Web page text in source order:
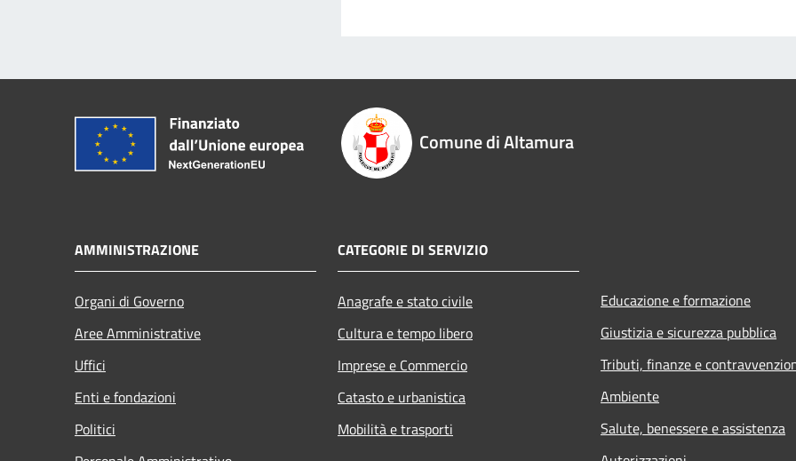
Comune di Altamura
AMMINISTRAZIONE
Organi di Governo
Aree Amministrative
Uffici
Enti e fondazioni
Politici
CATEGORIE DI SERVIZIO
Anagrafe e stato civile
Cultura e tempo libero
Imprese e Commercio
Catasto e urbanistica
Mobilità e trasporti
Educazione e formazione
Giustizia e sicurezza pubblica
Tributi, finanze e
Ambiente
Salute, benessere e assistenza